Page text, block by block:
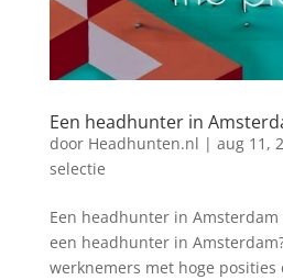
Een headhunter in
door Headhunten.nl | aug 11,
selectie
Een headhunter in
een headhunter in
werknemers met hoge posities